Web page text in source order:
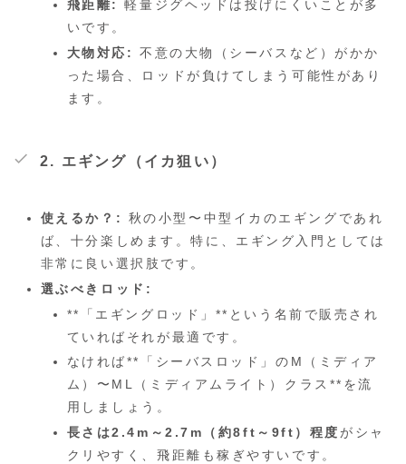
飛距離:
軽量ジグヘッドは投げにくいことが多
いです。
大物対応:
不意の大物（シーバスなど）がかか
った場合、ロッドが負けてしまう可能性があり
ます。
2. エギング（イカ狙い）
使えるか？:
秋の小型〜中型イカのエギングであれ
ば、十分楽しめます。特に、エギング入門としては
非常に良い選択肢です。
選ぶべきロッド:
**「エギングロッド」**という名前で販売され
ていればそれが最適です。
なければ**「シーバスロッド」のM（ミディア
ム）〜ML（ミディアムライト）クラス**を流
用しましょう。
長さは2.4m～2.7m（約8ft～9ft）程度 がシャ
クリやすく、飛距離も稼ぎやすいです。